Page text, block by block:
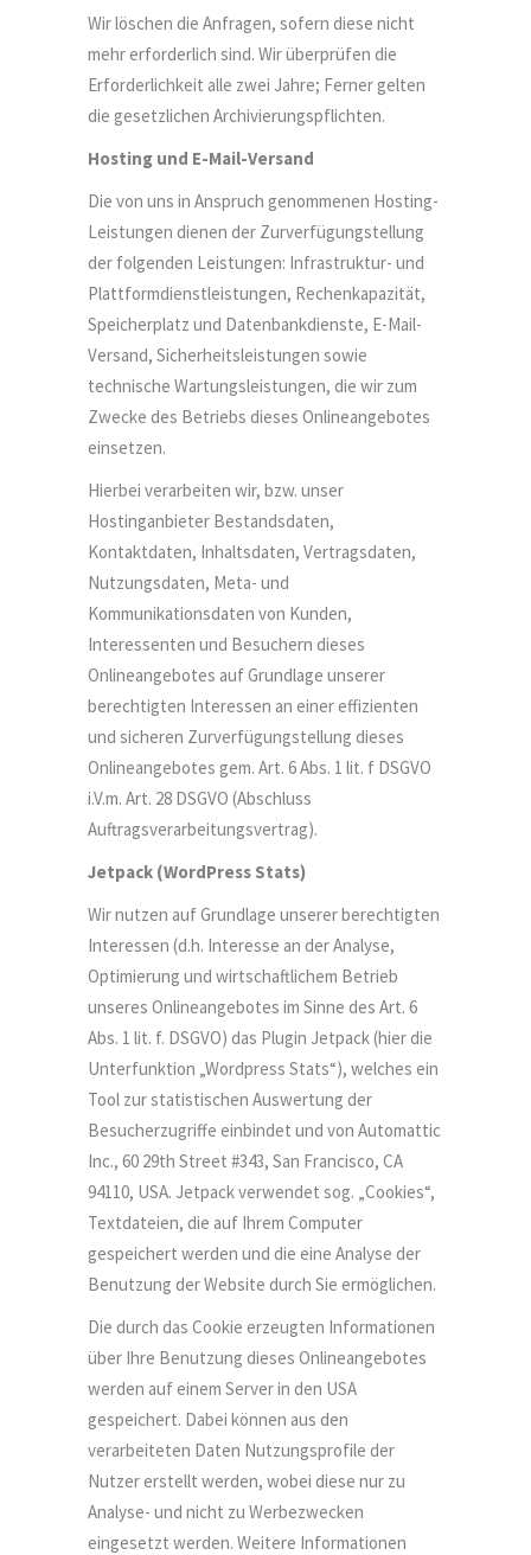
Wir löschen die Anfragen, sofern diese nicht
mehr erforderlich sind. Wir überprüfen die
Erforderlichkeit alle zwei Jahre; Ferner gelten
die gesetzlichen Archivierungspflichten.
Hosting und E-Mail-Versand
Die von uns in Anspruch genommenen Hosting-
Leistungen dienen der Zurverfügungstellung
der folgenden Leistungen: Infrastruktur- und
Plattformdienstleistungen, Rechenkapazität,
Speicherplatz und Datenbankdienste, E-Mail-
Versand, Sicherheitsleistungen sowie
technische Wartungsleistungen, die wir zum
Zwecke des Betriebs dieses Onlineangebotes
einsetzen.
Hierbei verarbeiten wir, bzw. unser
Hostinganbieter Bestandsdaten,
Kontaktdaten, Inhaltsdaten, Vertragsdaten,
Nutzungsdaten, Meta- und
Kommunikationsdaten von Kunden,
Interessenten und Besuchern dieses
Onlineangebotes auf Grundlage unserer
berechtigten Interessen an einer effizienten
und sicheren Zurverfügungstellung dieses
Onlineangebotes gem. Art. 6 Abs. 1 lit. f DSGVO
i.V.m. Art. 28 DSGVO (Abschluss
Auftragsverarbeitungsvertrag).
Jetpack (WordPress Stats)
Wir nutzen auf Grundlage unserer berechtigten
Interessen (d.h. Interesse an der Analyse,
Optimierung und wirtschaftlichem Betrieb
unseres Onlineangebotes im Sinne des Art. 6
Abs. 1 lit. f. DSGVO) das Plugin Jetpack (hier die
Unterfunktion „Wordpress Stats“), welches ein
Tool zur statistischen Auswertung der
Besucherzugriffe einbindet und von Automattic
Inc., 60 29th Street #343, San Francisco, CA
94110, USA. Jetpack verwendet sog. „Cookies“,
Textdateien, die auf Ihrem Computer
gespeichert werden und die eine Analyse der
Benutzung der Website durch Sie ermöglichen.
Die durch das Cookie erzeugten Informationen
über Ihre Benutzung dieses Onlineangebotes
werden auf einem Server in den USA
gespeichert. Dabei können aus den
verarbeiteten Daten Nutzungsprofile der
Nutzer erstellt werden, wobei diese nur zu
Analyse- und nicht zu Werbezwecken
eingesetzt werden. Weitere Informationen
Social Media
Rechtliches
Datenschutz
AGBs
Retreatangebote
Yoga & Outdoor
Yoga & Immersion
Professional
Du hast Fragen?
info (a-t) saltyelephant.de oder bei
Instagram @saltyelephant
We deliver inner & outer balance since
2018.